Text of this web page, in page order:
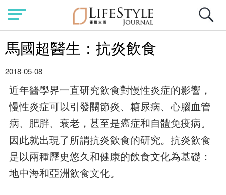
馬國超醫生：抗炎飲食
2018-05-08
近年醫學界一直研究飲食對慢性炎症的影響，
慢性炎症可以引發關節炎、糖尿病、心腦血管
病、肥胖、衰老，甚至是癌症和自體免疫病。
因此就出現了所謂抗炎飲食的研究。抗炎飲食
是以兩種歷史悠久和健康的飲食文化為基礎：
地中海和亞洲飲食文化。